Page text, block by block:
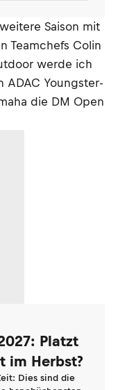
Saison mit
Teamchefs Colin
werde ich
ADAC Youngster-
die DM Open
Platzt
im Herbst?
Dies sind die